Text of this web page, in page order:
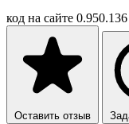
код на сайте 0.950.136
Оставить отзыв